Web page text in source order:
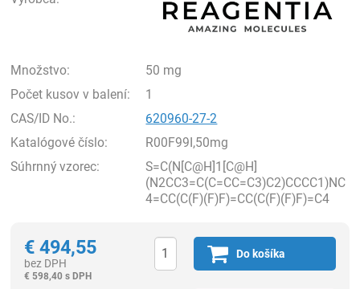
Množstvo:
50 mg
Počet kusov v balení:
1
CAS/ID No.:
620960-27-2
Katalógové číslo:
R00F99I,50mg
Súhrnný vzorec:
S=C(N[C@H]1[C@H]
(N2CC3=C(C=CC=C3)C2)CCCC1)NC
4=CC(C(F)(F)F)=CC(C(F)(F)F)=C4
€ 494,55
bez DPH
€ 598,40 s DPH
Do košíka